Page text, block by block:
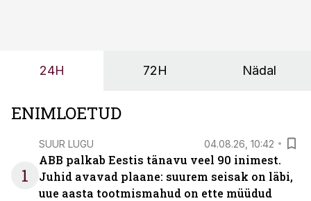
OÜ tegevjuht Sander Mitendorf.
24H 72H Nädal
ENIMLOETUD
1
SUUR LUGU 04.08.26, 10:42
ABB palkab Eestis tänavu veel 90 inimest.
Juhid avavad plaane: suurem seisak on läbi,
uue aasta tootmismahud on ette müüdud